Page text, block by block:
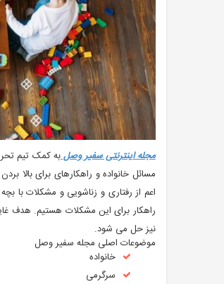
مجله اینترنتی سفیر وصلبه کمک تیم
مسائل خانواده و راهکارهای برای بالا
اعم از رفتاری و زناشویی و مشکلات با
راهکار برای این مشکلات هستیم. هدف
نیز حل می شود.
موضوعات اصلی مجله سفیر وصل
خانواده
سرگرمی